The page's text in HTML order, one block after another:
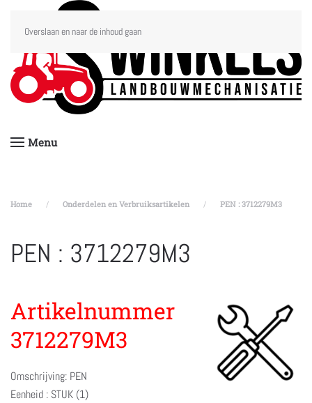
Overslaan en naar de inhoud gaan
Menu
Home Onderdelen en Verbruiksartikelen PEN : 3712279M3
PEN : 3712279M3
Artikelnummer
3712279M3
Omschrijving: PEN
Eenheid : STUK (1)